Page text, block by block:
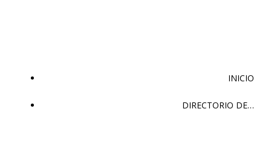
INICIO
DIRECTORIO DE…